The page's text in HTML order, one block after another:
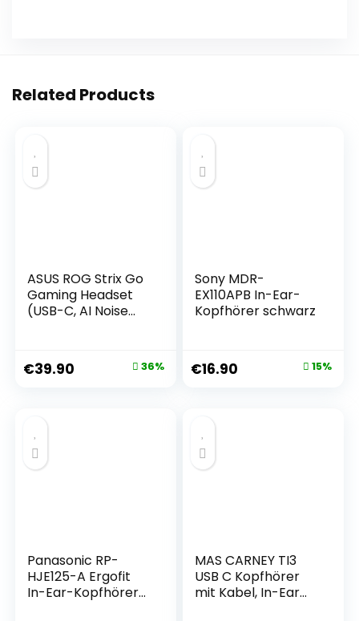
Related Products
ASUS ROG Strix Go
Gaming Headset
(USB-C, AI Noise
leichtgewichtig,
kompatibel mit PC,
Mobiltelefonen und
PS5)
€39.90 36%
Sony MDR-
EX110APB In-Ear-
Kopfhörer schwarz
€16.90 15%
Panasonic RP-
HJE125-A Ergofit
In-Ear-Kopfhörer
MAS CARNEY TI3
USB C Kopfhörer
mit Kabel, In-Ear